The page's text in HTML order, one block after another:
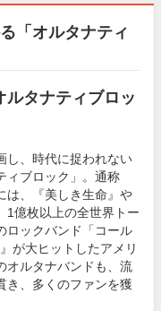
「オルタナティ
ルタナティブロッ
し、時代に捉われない
ィブロック」。通称
は、『美しき生命』や
1億枚以上の全世界トー
ロックバンド「コール
が大ヒットしたアメリ
オルタナバンドも、流
き、多くのファンを獲